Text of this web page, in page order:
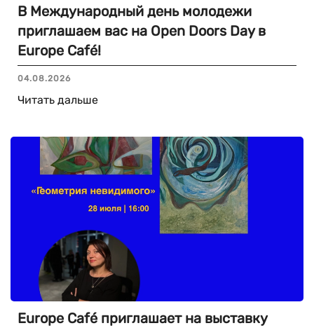
В Международный день молодежи
приглашаем вас на Open Doors Day в
Europe Café!
04.08.2026
Читать дальше
Europe Café приглашает на выставку